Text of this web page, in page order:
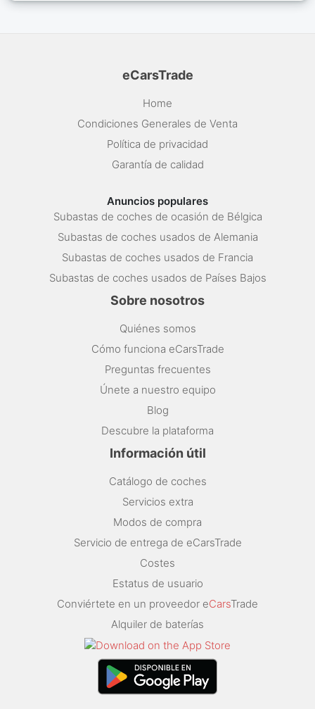
eCarsTrade
Home
Condiciones Generales de Venta
Política de privacidad
Garantía de calidad
Anuncios populares
Subastas de coches de ocasión de Bélgica
Subastas de coches usados de Alemania
Subastas de coches usados de Francia
Subastas de coches usados de Países Bajos
Sobre nosotros
Quiénes somos
Cómo funciona eCarsTrade
Preguntas frecuentes
Únete a nuestro equipo
Blog
Descubre la plataforma
Información útil
Catálogo de coches
Servicios extra
Modos de compra
Servicio de entrega de eCarsTrade
Costes
Estatus de usuario
Conviértete en un proveedor eCarsTrade
Alquiler de baterías